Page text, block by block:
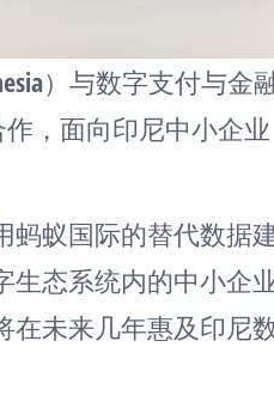
）与数字支付与金
，面向印尼中小企业
蚂蚁国际的替代数据
态系统内的中小企
在未来几年惠及印尼